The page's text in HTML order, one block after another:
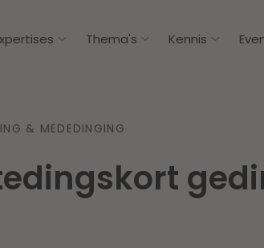
IE & Innovatie
Thema's
een
Kennis
& MEDEDINGING